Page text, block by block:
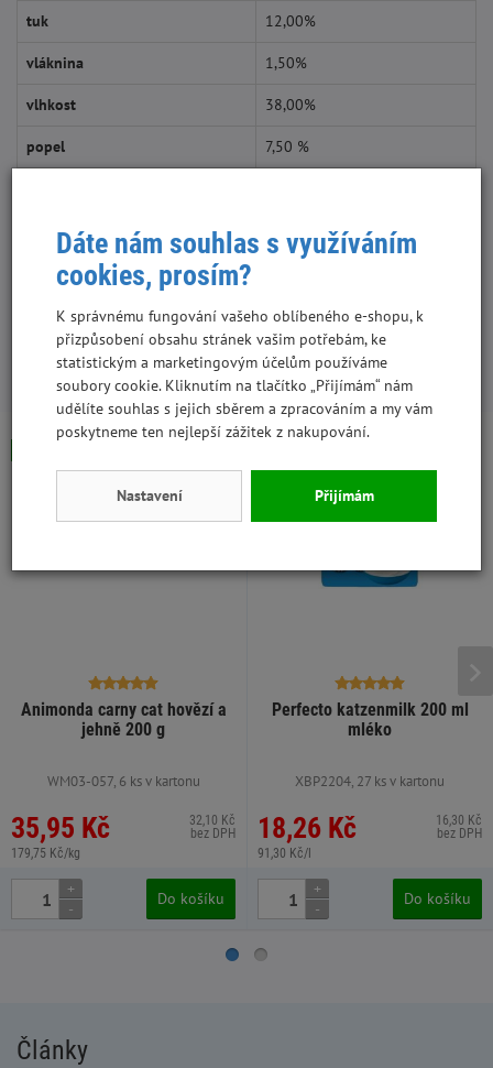
tuk 12,00%
vláknina 1,50%
vlhkost 38,00%
popel 7,50 %
Dávkování:
max. 5 ks/den
S tímto produktem lidé kupují:
Animonda carny cat hovězí a
jehně 200 g
WM03-057, 6 ks v kartonu
35,95 Kč
179,75 Kč/kg
32,10 Kč
bez DPH
+
-
Do košíku
Perfecto katzenmilk 200 ml
mléko
XBP2204, 27 ks v kartonu
18,26 Kč
91,30 Kč/l
16,30 Kč
bez DPH
+
-
Do košíku
Články
Dáte nám souhlas s využíváním
cookies, prosím?
K správnému fungování vašeho oblíbeného e-shopu, k
přizpůsobení obsahu stránek vašim potřebám, ke
statistickým a marketingovým účelům používáme
soubory cookie. Kliknutím na tlačítko „Přijímám“ nám
udělíte souhlas s jejich sběrem a zpracováním a my vám
poskytneme ten nejlepší zážitek z nakupování.
Nastavení Přijímám